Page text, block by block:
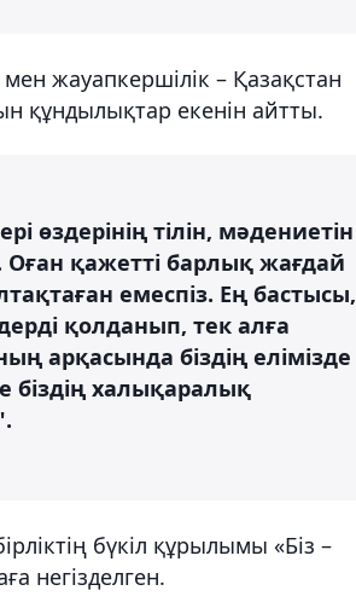
жауапкершілік – Қазақстан
құндылықтар екенін айтты.
өздерінің тілін, мәдениетін
қажетті барлық жағдай
емеспіз. Ең бастысы,
қолданып, тек алға
арқасында біздің елімізде
біздің халықаралық
бүкіл құрылымы «Біз –
негізделген.